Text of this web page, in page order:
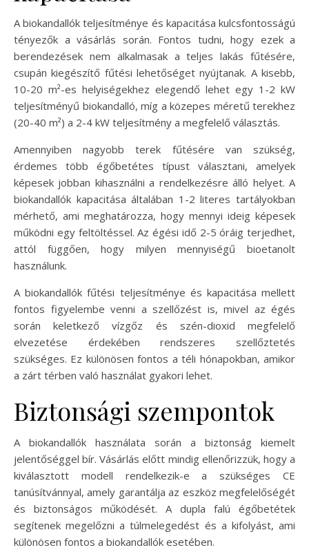
A biokandallók teljesítménye és kapacitása kulcsfontosságú
tényezők a vásárlás során. Fontos tudni, hogy ezek a
berendezések nem alkalmasak a teljes lakás fűtésére,
csupán kiegészítő fűtési lehetőséget nyújtanak. A kisebb,
10-20 m²-es helyiségekhez elegendő lehet egy 1-2 kW
teljesítményű biokandalló, míg a közepes méretű terekhez
(20-40 m²) a 2-4 kW teljesítmény a megfelelő választás.
Amennyiben nagyobb terek fűtésére van szükség,
érdemes több égőbetétes típust választani, amelyek
képesek jobban kihasználni a rendelkezésre álló helyet. A
biokandallók kapacitása általában 1-2 literes tartályokban
mérhető, ami meghatározza, hogy mennyi ideig képesek
működni egy feltöltéssel. Az égési idő 2-5 óráig terjedhet,
attól függően, hogy milyen mennyiségű bioetanolt
használunk.
A biokandallók fűtési teljesítménye és kapacitása mellett
fontos figyelembe venni a szellőzést is, mivel az égés
során keletkező vízgőz és szén-dioxid megfelelő
elvezetése érdekében rendszeres szellőztetés
szükséges. Ez különösen fontos a téli hónapokban, amikor
a zárt térben való használat gyakori lehet.
Biztonsági szempontok
A biokandallók használata során a biztonság kiemelt
jelentőséggel bír. Vásárlás előtt mindig ellenőrizzük, hogy a
kiválasztott modell rendelkezik-e a szükséges CE
tanúsítvánnyal, amely garantálja az eszköz megfelelőségét
és biztonságos működését. A dupla falú égőbetétek
segítenek megelőzni a túlmelegedést és a kifolyást, ami
különösen fontos a biokandallók esetében.